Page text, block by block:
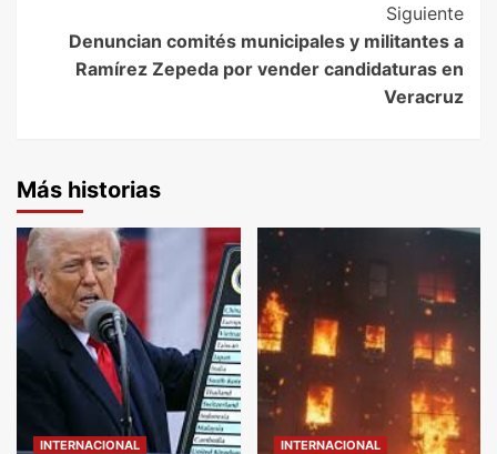
Siguiente
Denuncian comités municipales y militantes a
Ramírez Zepeda por vender candidaturas en
Veracruz
Más historias
INTERNACIONAL INTERNACIONAL